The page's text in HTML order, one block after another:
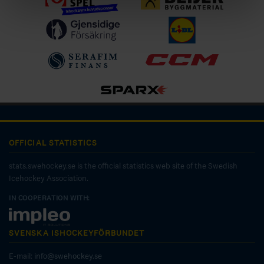
OFFICIAL STATISTICS
stats.swehockey.se is the official statistics web site of the Swedish
Icehockey Association.
IN COOPERATION WITH:
SVENSKA ISHOCKEYFÖRBUNDET
E-mail: info@swehockey.se